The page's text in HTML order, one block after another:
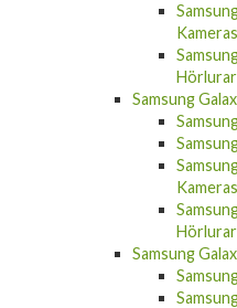
Hörlurar
Samsung
Hörlurar
Samsung